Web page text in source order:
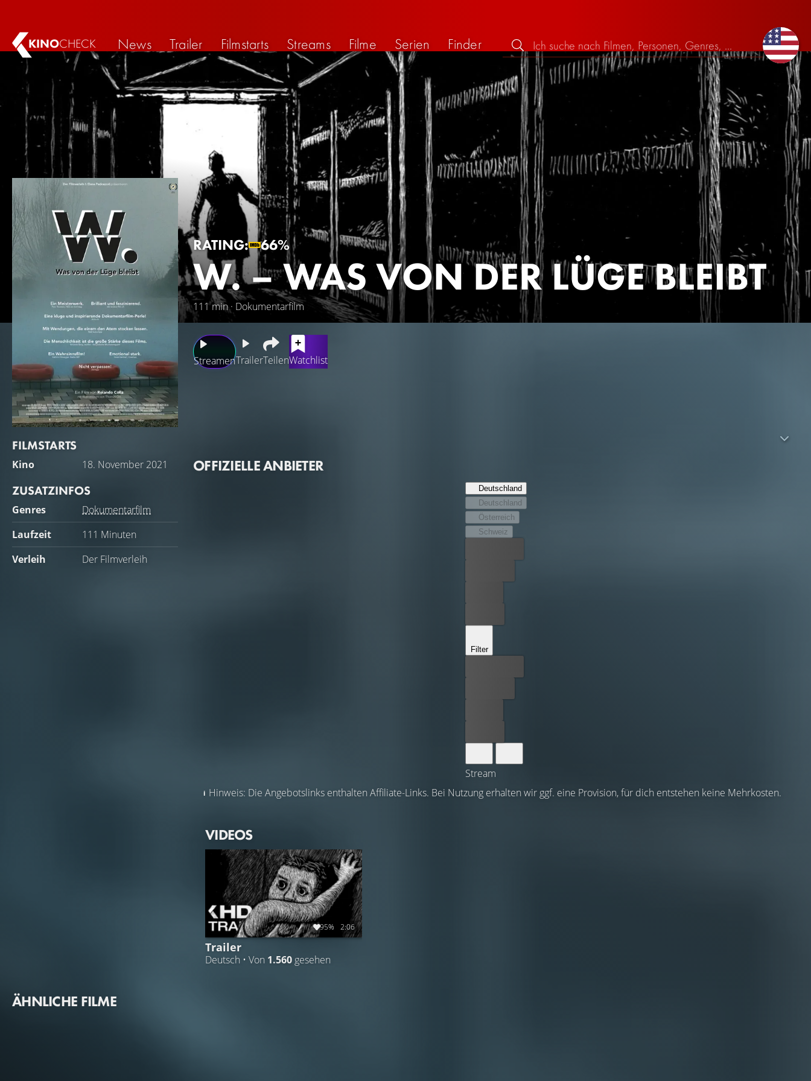
KINOCHECK News Trailer Filmstarts Streams Filme Serien Finder
RATING: 66%
W. – WAS VON DER LÜGE BLEIBT
111 min · Dokumentarfilm
FILMSTARTS
Kino 18. November 2021
ZUSATZINFOS
Genres
Dokumentarfilm
Laufzeit
111 Minuten
Verleih
Der Filmverleih
StreamenTrailerTeilenWatchlist
zurück und äusserte sich nicht mehr öffentlich – bis jetzt.
OFFIZIELLE ANBIETER
Deutschland
Deutschland
Österreich
Schweiz
Filter
Stream
Hinweis: Die Angebotslinks enthalten Affiliate-Links. Bei Nutzung erhalten wir ggf. eine Provision, für dich entstehen keine Mehrkosten.
VIDEOS
95% 2:06
Trailer
Deutsch • Von 1.560 gesehen
ÄHNLICHE FILME